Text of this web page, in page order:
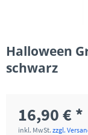
Halloween
schwarz
16,90 € *
inkl. MwSt. zzgl.